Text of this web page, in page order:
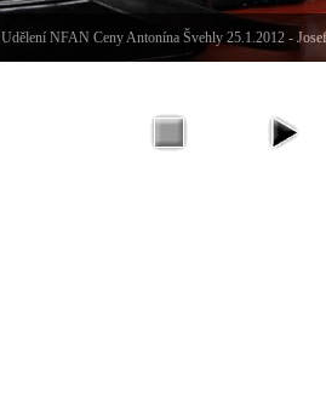
Udělení NFAN Ceny Antonína Švehly 25.1.2012 -